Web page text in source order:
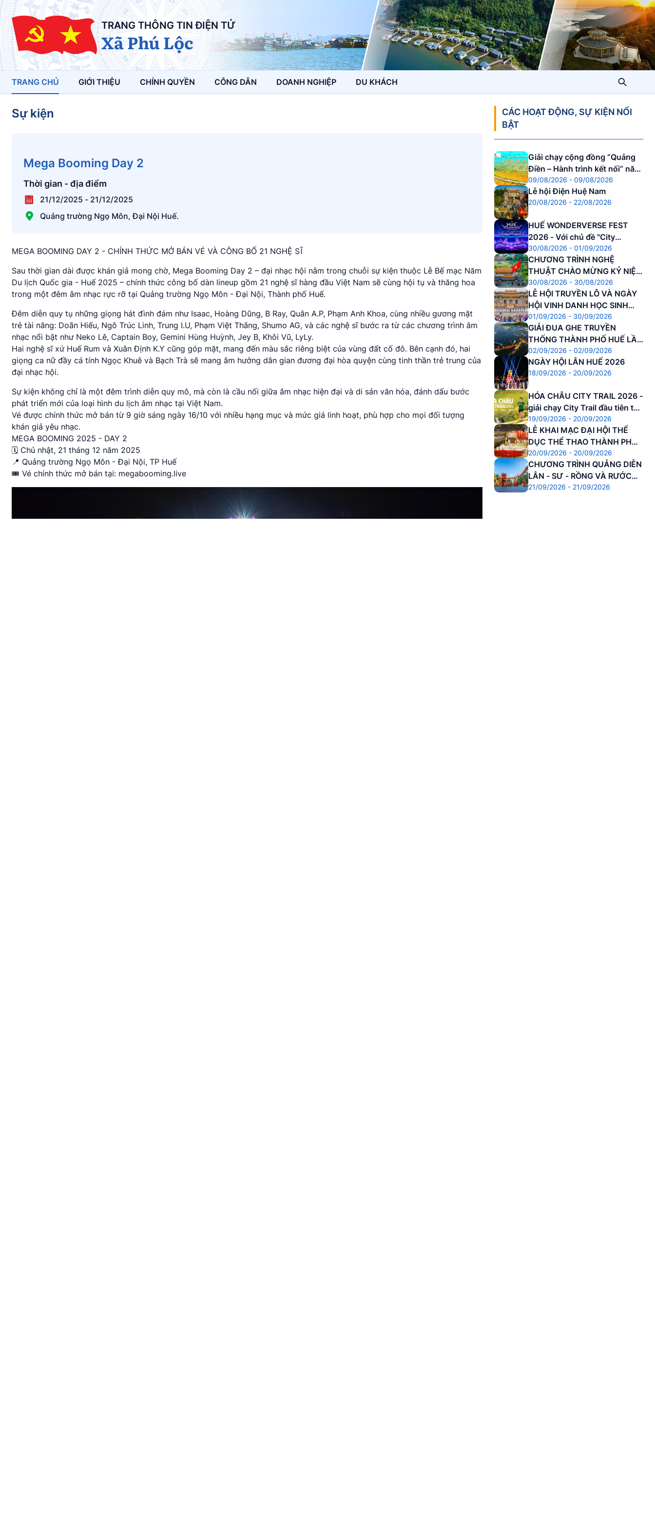
TRANG THÔNG TIN ĐIỆN TỬ
Xã Phú Lộc
TRANG CHỦ GIỚI THIỆU CHÍNH QUYỀN CÔNG DÂN DOANH NGHIỆP DU KHÁCH
Sự kiện
Mega Booming Day 2
Thời gian - địa điểm
21/12/2025 - 21/12/2025
Quảng trường Ngọ Môn, Đại Nội Huế.
MEGA BOOMING DAY 2 - CHÍNH THỨC MỞ BÁN VÉ VÀ CÔNG BỐ 21 NGHỆ SĨ
Sau thời gian dài được khán giả mong chờ, Mega Booming Day 2 – đại nhạc hội nằm trong chuỗi sự kiện thuộc Lễ Bế mạc Năm
Du lịch Quốc gia - Huế 2025 – chính thức công bố dàn lineup gồm 21 nghệ sĩ hàng đầu Việt Nam sẽ cùng hội tụ và thăng hoa
trong một đêm âm nhạc rực rỡ tại Quảng trường Ngọ Môn - Đại Nội, Thành phố Huế.
Đêm diễn quy tụ những giọng hát đình đám như Isaac, Hoàng Dũng, B Ray, Quân A.P, Phạm Anh Khoa, cùng nhiều gương mặt
trẻ tài năng: Doãn Hiếu, Ngô Trúc Linh, Trung I.U, Phạm Việt Thắng, Shumo AG, và các nghệ sĩ bước ra từ các chương trình âm
nhạc nổi bật như Neko Lê, Captain Boy, Gemini Hùng Huỳnh, Jey B, Khôi Vũ, LyLy.
Hai nghệ sĩ xứ Huế Rum và Xuân Định K.Y cũng góp mặt, mang đến màu sắc riêng biệt của vùng đất cố đô. Bên cạnh đó, hai
giọng ca nữ đầy cá tính Ngọc Khuê và Bạch Trà sẽ mang âm hưởng dân gian đương đại hòa quyện cùng tinh thần trẻ trung của
đại nhạc hội.
Sự kiện không chỉ là một đêm trình diễn quy mô, mà còn là cầu nối giữa âm nhạc hiện đại và di sản văn hóa, đánh dấu bước
phát triển mới của loại hình du lịch âm nhạc tại Việt Nam.
Vé được chính thức mở bán từ 9 giờ sáng ngày 16/10 với nhiều hạng mục và mức giá linh hoạt, phù hợp cho mọi đối tượng
khán giả yêu nhạc.
MEGA BOOMING 2025 - DAY 2
🗓️ Chủ nhật, 21 tháng 12 năm 2025
📍 Quảng trường Ngọ Môn - Đại Nội, TP Huế
🎟️ Vé chính thức mở bán tại: megabooming.live
CÁC HOẠT ĐỘNG, SỰ KIỆN NỔI
BẬT
09/08/2026 - 09/08/2026
Giải chạy cộng đồng “Quảng
Điền – Hành trình kết nối” năm
2026.
20/08/2026 - 22/08/2026
Lễ hội Điện Huệ Nam
30/08/2026 - 01/09/2026
HUẾ WONDERVERSE FEST
2026 - Với chủ đề "City
Awakening – Đánh thức Di
sản"
30/08/2026 - 30/08/2026
CHƯƠNG TRÌNH NGHỆ
THUẬT CHÀO MỪNG KỶ NIỆM
81 NĂM CÁCH MẠNG THÁNG
8 THÀNH CÔNG VÀ QUỐC
KHÁNH NƯỚC CNXHCN VIỆT
NAM
01/09/2026 - 30/09/2026
LỄ HỘI TRUYỀN LÔ VÀ NGÀY
HỘI VINH DANH HỌC SINH
DANH DỰ
02/09/2026 - 02/09/2026
GIẢI ĐUA GHE TRUYỀN
THỐNG THÀNH PHỐ HUẾ LẦN
THỨ 37 NĂM 2026
18/09/2026 - 20/09/2026
NGÀY HỘI LÂN HUẾ 2026
19/09/2026 - 20/09/2026
HÓA CHÂU CITY TRAIL 2026 -
giải chạy City Trail đầu tiên tại
Cố đô
20/09/2026 - 20/09/2026
LỄ KHAI MẠC ĐẠI HỘI THỂ
DỤC THỂ THAO THÀNH PHỐ
HUẾ
21/09/2026 - 21/09/2026
CHƯƠNG TRÌNH QUẢNG DIỄN
LÂN - SƯ - RỒNG VÀ RƯỚC
ĐÈN TRUNG THU